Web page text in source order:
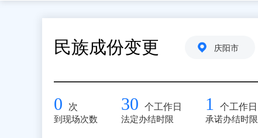
民族成份变更 庆阳市
0 次
到现场次数
30 个工作日
法定办结时限
1 个工作日
承诺办结时限